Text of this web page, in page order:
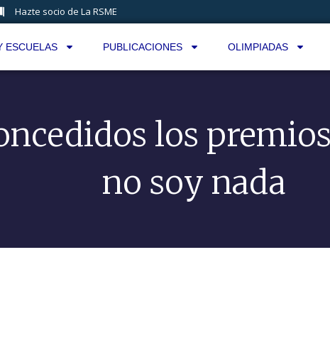
Hazte socio de La RSME
ESCUELAS PUBLICACIONES OLIMPIADAS
los
no soy nada